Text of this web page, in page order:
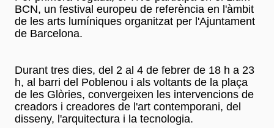
BCN, un festival europeu de referència en l'àmbit
de les arts lumíniques organitzat per l'Ajuntament
de Barcelona.
Durant tres dies, del 2 al 4 de febrer de 18 h a 23
h, al barri del Poblenou i als voltants de la plaça
de les Glòries, convergeixen les intervencions de
creadors i creadores de l'art contemporani, del
disseny, l'arquitectura i la tecnologia.